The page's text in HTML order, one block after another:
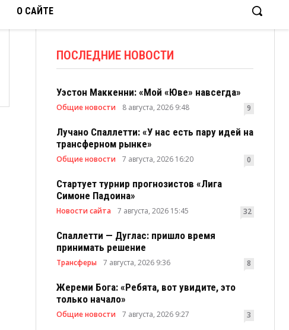
О САЙТЕ
ПОСЛЕДНИЕ НОВОСТИ
Уэстон Маккенни: «Мой «Юве» навсегда»
Общие новости 8 августа, 2026 9:48 9
Лучано Спаллетти: «У нас есть пару идей на
трансферном рынке»
Общие новости 7 августа, 2026 16:20 0
Стартует турнир прогнозистов «Лига
Симоне Падоина»
Новости сайта 7 августа, 2026 15:45 32
Спаллетти — Дуглас: пришло время
принимать решение
Трансферы 7 августа, 2026 9:36 8
Жереми Бога: «Ребята, вот увидите, это
только начало»
Общие новости 7 августа, 2026 9:27 3